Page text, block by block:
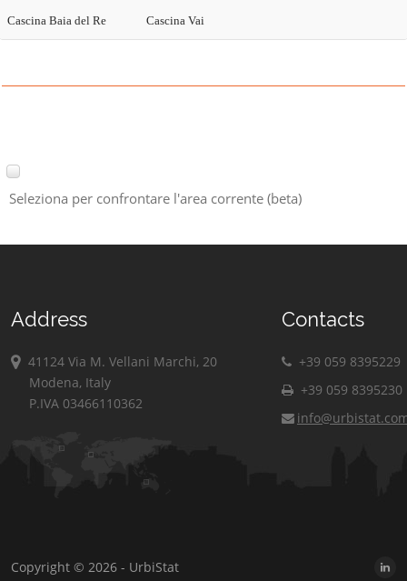
Cascina Baia del Re Cascina Vai
Seleziona per confrontare l'area corrente (beta)
Address
41124 Via M. Vellani Marchi, 20
Modena, Italy
P.IVA 03466110362
Contacts
+39 059 8395229
+39 059 8395230
Copyright © 2026 - UrbiStat